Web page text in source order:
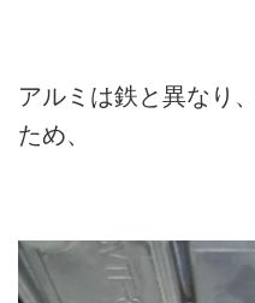
アルミは鉄と異なり
ため、